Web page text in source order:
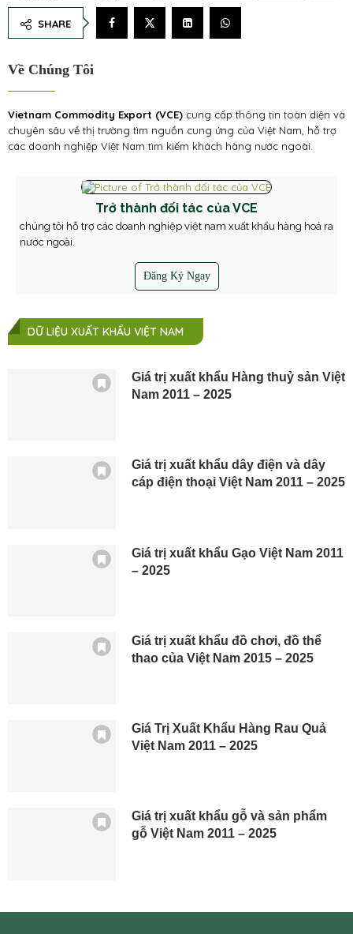
SHARE
Về Chúng Tôi
Vietnam Commodity Export (VCE) cung cấp thông tin toàn diện và
chuyên sâu về thị trường tìm nguồn cung ứng của Việt Nam, hỗ trợ
các doanh nghiệp Việt Nam tìm kiếm khách hàng nước ngoài.
Trở thành đối tác của VCE
chúng tôi hỗ trợ các doanh nghiệp việt nam xuất khẩu hàng hoá ra
nước ngoài.
Đăng Ký Ngay
DỮ LIỆU XUẤT KHẨU VIỆT NAM
Giá trị xuất khẩu Hàng thuỷ sản Việt
Nam 2011 – 2025
Giá trị xuất khẩu dây điện và dây
cáp điện thoại Việt Nam 2011 – 2025
Giá trị xuất khẩu Gạo Việt Nam 2011
– 2025
Giá trị xuất khẩu đồ chơi, đồ thể
thao của Việt Nam 2015 – 2025
Giá Trị Xuất Khẩu Hàng Rau Quả
Việt Nam 2011 – 2025
Giá trị xuất khẩu gỗ và sản phẩm
gỗ Việt Nam 2011 – 2025